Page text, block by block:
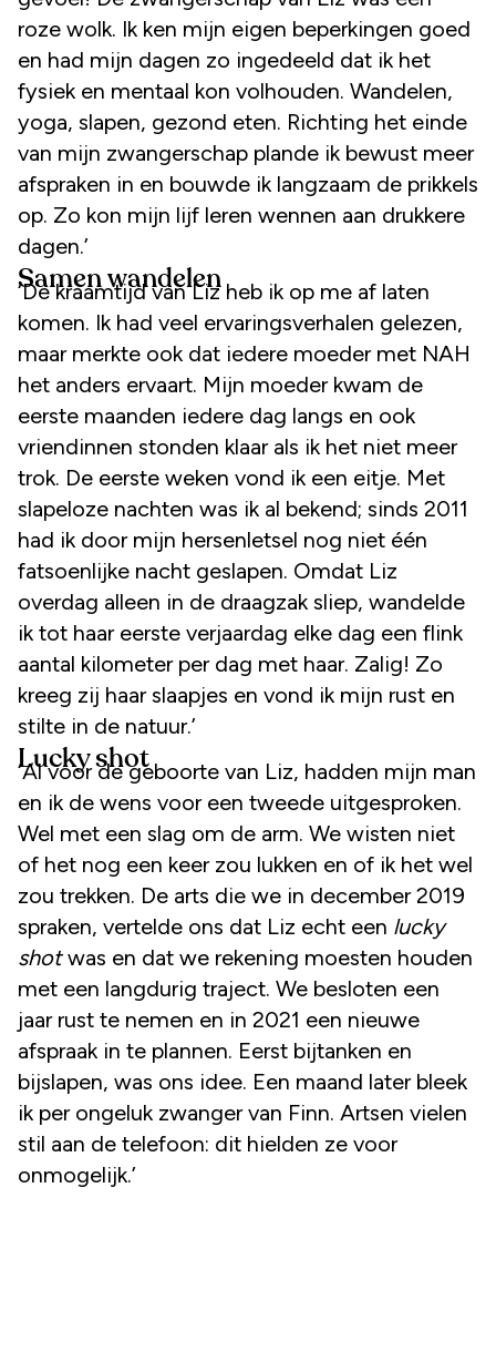
roze wolk. Ik ken mijn eigen beperkingen goed
en had mijn dagen zo ingedeeld dat ik het
fysiek en mentaal kon volhouden. Wandelen,
yoga, slapen, gezond eten. Richting het einde
van mijn zwangerschap plande ik bewust meer
afspraken in en bouwde ik langzaam de prikkels
op. Zo kon mijn lijf leren wennen aan drukkere
dagen.’
Samen wandelen
‘De kraamtijd van Liz heb ik op me af laten
komen. Ik had veel ervaringsverhalen gelezen,
maar merkte ook dat iedere moeder met NAH
het anders ervaart. Mijn moeder kwam de
eerste maanden iedere dag langs en ook
vriendinnen stonden klaar als ik het niet meer
trok. De eerste weken vond ik een eitje. Met
slapeloze nachten was ik al bekend; sinds 2011
had ik door mijn hersenletsel nog niet één
fatsoenlijke nacht geslapen. Omdat Liz
overdag alleen in de draagzak sliep, wandelde
ik tot haar eerste verjaardag elke dag een flink
aantal kilometer per dag met haar. Zalig! Zo
kreeg zij haar slaapjes en vond ik mijn rust en
stilte in de natuur.’
Lucky shot
‘Al voor de geboorte van Liz, hadden mijn man
en ik de wens voor een tweede uitgesproken.
Wel met een slag om de arm. We wisten niet
of het nog een keer zou lukken en of ik het wel
zou trekken. De arts die we in december 2019
spraken, vertelde ons dat Liz echt een lucky
shotwas en dat we rekening moesten houden
met een langdurig traject. We besloten een
jaar rust te nemen en in 2021 een nieuwe
afspraak in te plannen. Eerst bijtanken en
bijslapen, was ons idee. Een maand later bleek
ik per ongeluk zwanger van Finn. Artsen vielen
stil aan de telefoon: dit hielden ze voor
onmogelijk.’